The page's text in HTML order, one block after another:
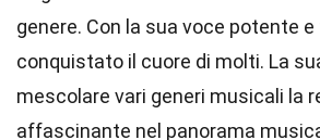
genere. Con la sua voce potente
conquistato il cuore di molti. La
mescolare vari generi musicali la
affascinante nel panorama